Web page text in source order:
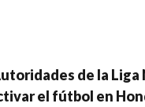
de la
el fútbol en